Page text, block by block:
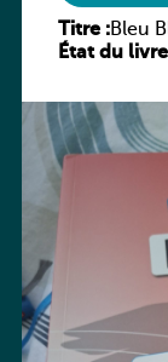
Titre :Bleu
État du